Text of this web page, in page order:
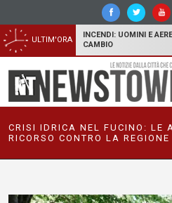
ULTIM'ORA
INCENDI: UOMINI E
CAMBIO
CRISI IDRICA NEL FUCINO: LE
RICORSO CONTRO LA REGIONE